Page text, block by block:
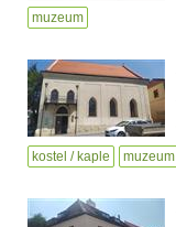
muzeum
kostel / kaple muzeum